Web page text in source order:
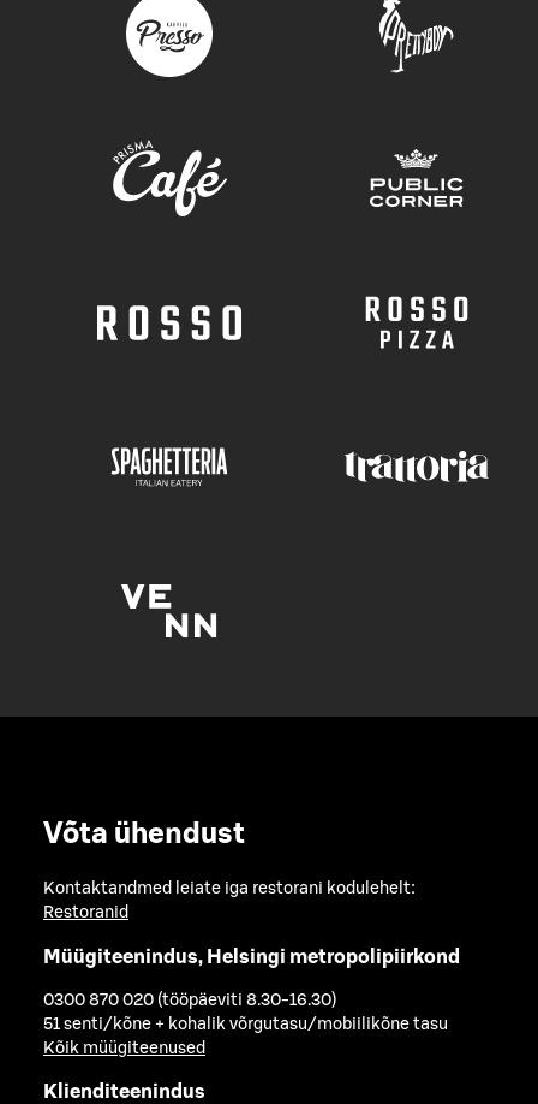
Võta ühendust
Kontaktandmed leiate iga restorani kodulehelt:
Restoranid
Müügiteenindus, Helsingi metropolipiirkond
0300 870 020 (tööpäeviti 8.30-16.30)
51 senti/kõne + kohalik võrgutasu/mobiilikõne tasu
Kõik müügiteenused
Klienditeenindus